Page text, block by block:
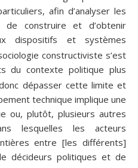
afin d’analyser les
construire et d’obtenir
dispositifs et systèmes
constructiviste s’est
du contexte politique plus
dépasser cette limite et
technique implique une
ou, plutôt, plusieurs autres
lesquelles les acteurs
entre [les différents]
décideurs politiques et de